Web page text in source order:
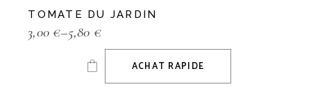
TOMATE DU JARDIN
3,00 €–5,80 €
ACHAT RAPIDE